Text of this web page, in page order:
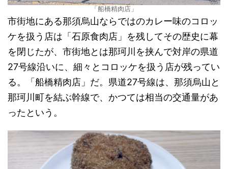
「船橋精肉店」
市街地にある那須烏山ならではのカレー味のコロッ
ケを扱う店は「石原食肉店」を残してその歴史に幕
を閉じたが、市街地とは那珂川を挟んで対岸の県道
27号線沿いに、細々とコロッケを扱う店が残ってい
る。「船橋精肉店」だ。県道27号線は、那須烏山と
那珂川町を結ぶ幹線で、かつては相当の交通量があ
ったという。